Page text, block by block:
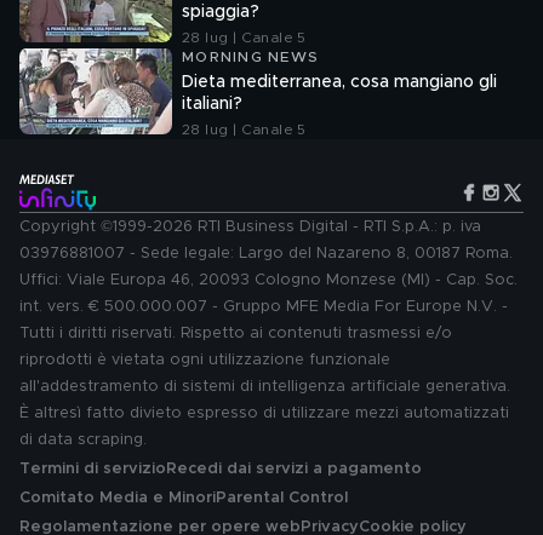
spiaggia?
28 lug | Canale 5
MORNING NEWS
Dieta mediterranea, cosa mangiano gli
italiani?
28 lug | Canale 5
Copyright ©1999-2026 RTI Business Digital - RTI S.p.A.: p. iva
03976881007 - Sede legale: Largo del Nazareno 8, 00187 Roma.
Uffici: Viale Europa 46, 20093 Cologno Monzese (MI) - Cap. Soc.
int. vers. € 500.000.007 - Gruppo MFE Media For Europe N.V. -
Tutti i diritti riservati. Rispetto ai contenuti trasmessi e/o
riprodotti è vietata ogni utilizzazione funzionale
all'addestramento di sistemi di intelligenza artificiale generativa.
È altresì fatto divieto espresso di utilizzare mezzi automatizzati
di data scraping.
Termini di servizio Recedi dai servizi a pagamento
Comitato Media e MinoriParental Control
Regolamentazione per opere web PrivacyCookie policy